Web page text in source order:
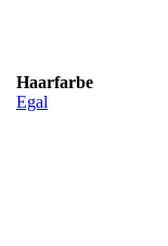
Haarfarbe
Egal